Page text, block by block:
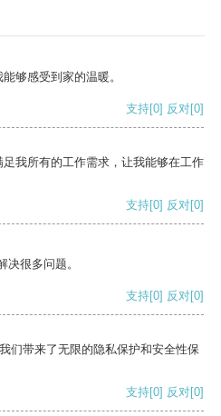
够感受到家的温暖。
支持[0] 反对[0]
我所有的工作需求，让我能够在工作
支持[0] 反对[0]
很多问题。
支持[0] 反对[0]
们带来了无限的隐私保护和安全性保
支持[0] 反对[0]